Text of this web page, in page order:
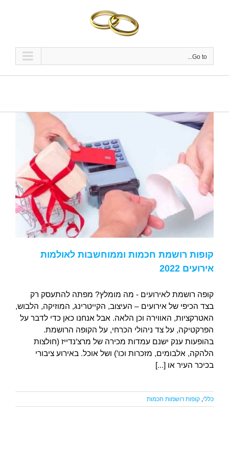
Go to...
קופות רושמת חכמות וממוחשבות לאולמות
אירועים 2022
קופה רושמת לאירועים - מה מומלץ? מפתה להתעסק רק
בצד הכיפי של אירועים – העיצוב, הקייטרינג, המוזיקה, הלבוש,
האטרקציות, האווירה וכן הלאה. אבל אנחנו כאן כדי לדבר על
הפרקטיקה, על צד ניהולי הכרחי, על הקופה הרושמת.
בהופעות ענק ישנם עמדות מכירה של מרצ'נדייז (חולצות
הלהקה, אלבומים, מזכרות וכו') ושל אוכל. באירוע ציבורי
בכיכר העיר או [...]
כללי, קופות רושמות חכמות